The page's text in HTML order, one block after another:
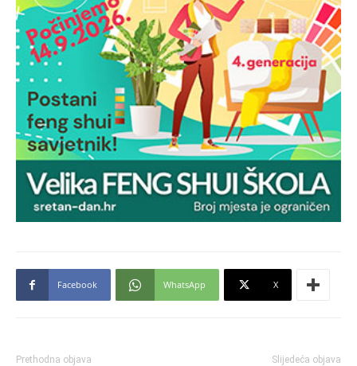
Facebook WhatsApp X
Prethodna objava Slijedeća objava